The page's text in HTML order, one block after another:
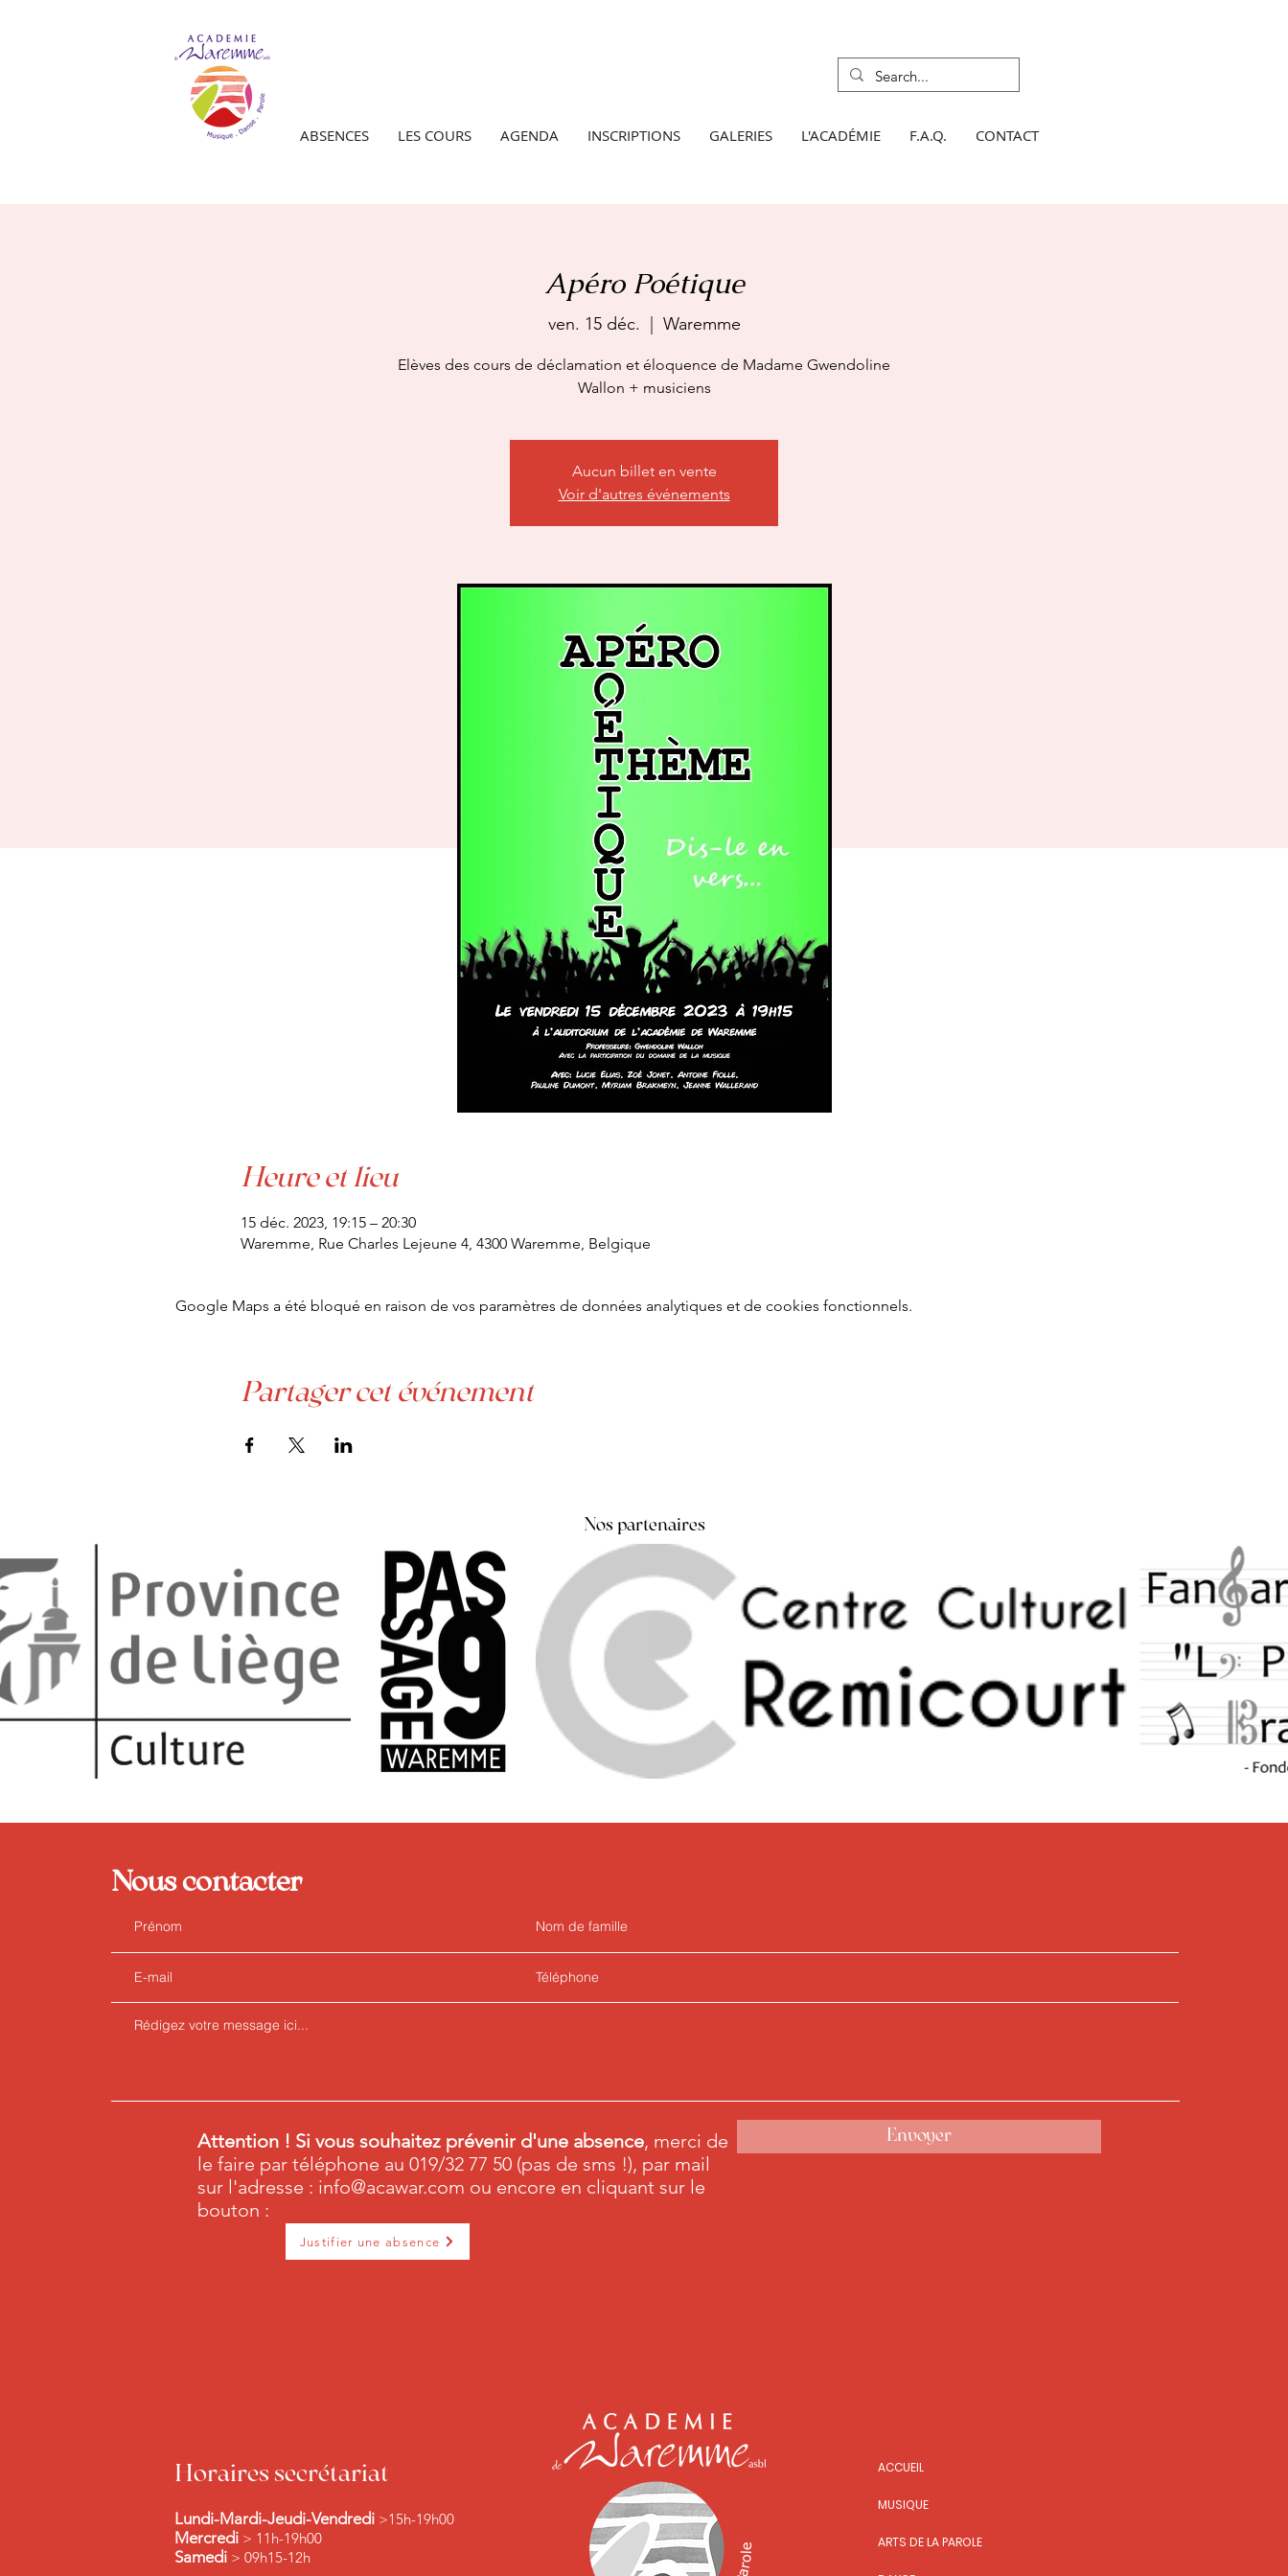
ABSENCES LES COURS AGENDA INSCRIPTIONS GALERIES L'ACADÉMIE F.A.Q. CONTACT
Apéro Poétique
ven. 15 déc. Waremme
Elèves des cours de déclamation et éloquence de Madame Gwendoline
Wallon + musiciens
Aucun billet en vente
Voir d'autres événements
Heure et lieu
15 déc. 2023, 19:15 – 20:30
Waremme, Rue Charles Lejeune 4, 4300 Waremme, Belgique
Google Maps a été bloqué en raison de vos paramètres de données analytiques et de cookies fonctionnels.
Partager cet événement
Nos partenaires
Nous contacter
Attention ! Si vous souhaitez prévenir d'une absence, merci de
le faire par téléphone au 019/32 77 50 (pas de sms !), par mail
sur l'adresse : info@acawar.com ou encore en cliquant sur le
bouton :
Envoyer
Justifier une absence
Horaires secrétariat
Lundi-Mardi-Jeudi-Vendredi >15h-19h00
Mercredi > 11h-19h00
Samedi > 09h15-12h
ACCUEIL
MUSIQUE
ARTS DE LA PAROLE